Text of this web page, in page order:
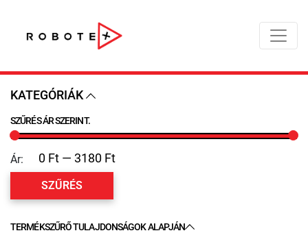
KATEGÓRIÁK
SZŰRÉS ÁR SZERINT.
Ár:
SZŰRÉS
TERMÉKSZŰRŐ TULAJDONSÁGOK ALAPJÁN